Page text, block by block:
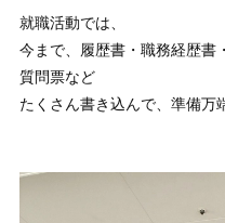
就職活動では、
今まで、履歴書・職務経歴書
質問票など
たくさん書き込んで、準備万